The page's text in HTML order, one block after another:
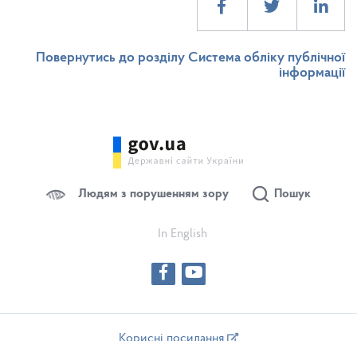
Повернутись до розділу Система обліку публічної
інформації
Людям з порушенням зору Пошук
In English